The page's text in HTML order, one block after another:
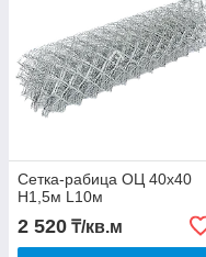
Сетка-рабица ОЦ 40х40
H1,5м L10м
2 520 ₸/кв.м